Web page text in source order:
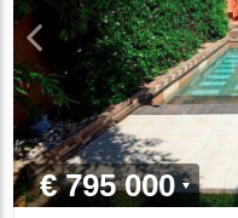
€ 795 000